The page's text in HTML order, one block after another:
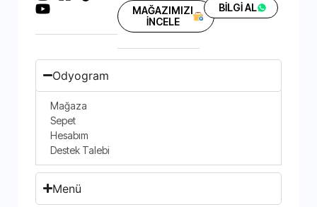
MAĞAZIMIZI
İNCELE
BİLGİ AL
Odyogram
Mağaza
Sepet
Hesabım
Destek Talebi
Menü